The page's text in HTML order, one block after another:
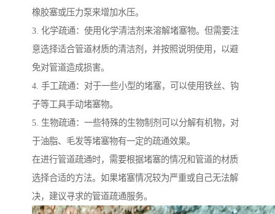
橡胶塞或压力泵来增加水压。
3. 化学疏通：使用化学清洁剂来溶解堵塞物。但需要注
意选择适合管道材质的清洁剂，并按照说明使用，以避
免对管道造成损害。
4. 手工疏通：对于一些小型的堵塞，可以使用铁丝、钩
子等工具手动堵塞物。
5. 生物疏通：一些特殊的生物制剂可以分解有机物，对
于油脂、毛发等堵塞物有一定的疏通效果。
在进行管道疏通时，需要根据堵塞的情况和管道的材质
选择合适的方法。如果堵塞情况较为严重或自己无法解
决，建议寻求的管道疏通服务。